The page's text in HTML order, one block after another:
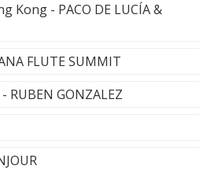
Kong - PACO DE LUCÍA &
FLUTE SUMMIT
RUBEN GONZALEZ